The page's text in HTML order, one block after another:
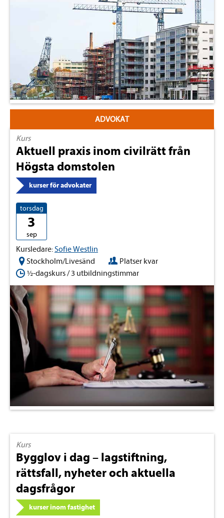
ADVOKAT
Kurs
Aktuell praxis inom civilrätt från
Högsta domstolen
kurser för advokater
torsdag
3
sep
Kursledare:Sofie Westlin
Stockholm/Livesänd
Platser kvar
½-dagskurs / 3 utbildningstimmar
Kurs
Bygglov i dag – lagstiftning,
rättsfall, nyheter och aktuella
dagsfrågor
kurser inom fastighet